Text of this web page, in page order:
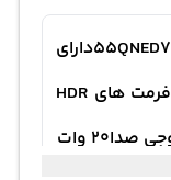
معرفی کوتاه تلویزیون ال جی 55QNED7Sدارای
سیستم عامل webOS پشتیبانی از فرمت های HDR